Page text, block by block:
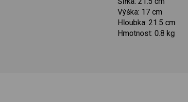
Výška: 17 cm
Hloubka: 21.5 cm
Hmotnost: 0.8 kg